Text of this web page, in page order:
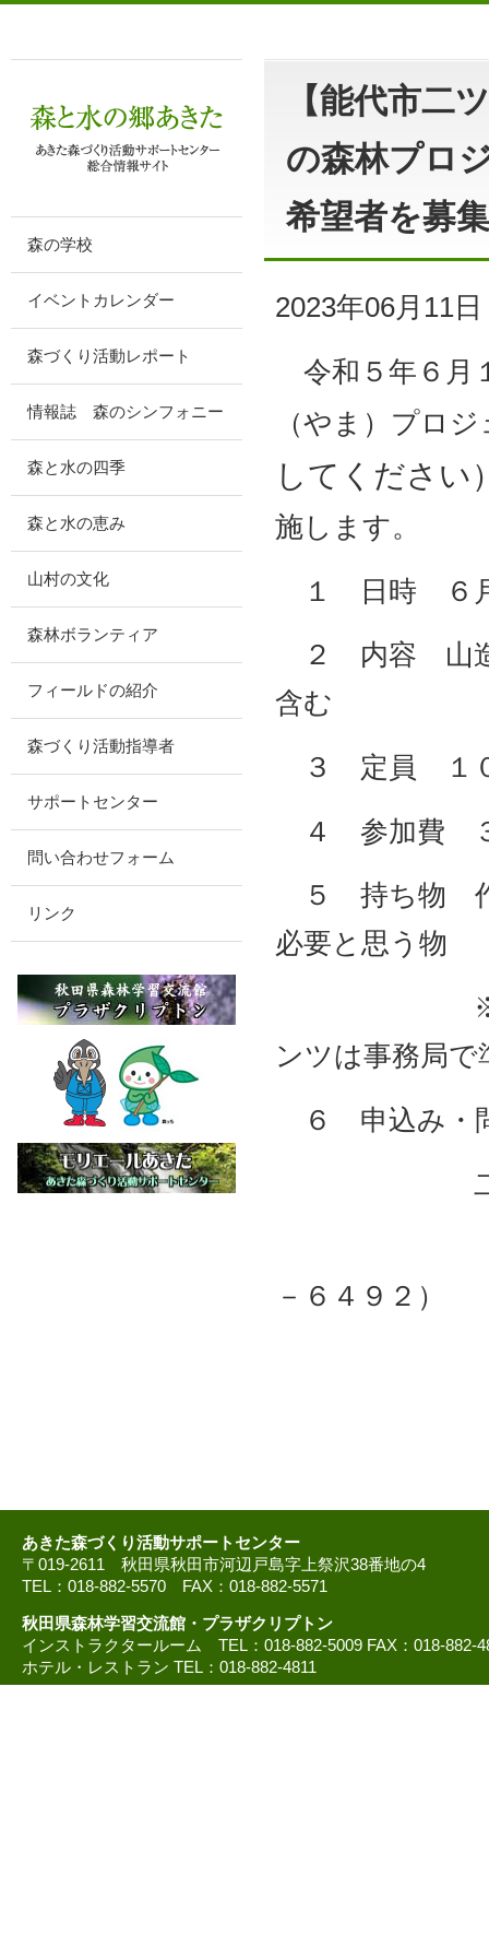
森の学校
イベントカレンダー
森づくり活動レポート
情報誌 森のシンフォニー
森と水の四季
森と水の恵み
山村の文化
森林ボランティア
フィールドの紹介
森づくり活動指導者
サポートセンター
問い合わせフォーム
リンク
【能代市二
の森林プロ
希望者を募集
2023年06月11日
令和５年６月
（やま）プロ
してください
施します。
１ 日時 ６月
２ 内容 山造
含む
３ 定員 １
４ 参加費 ３
５ 持ち物 作
必要と思う物
※ヘルメッ
ンツは事務局
６ 申込み・
二ツ井宝
－６４９２）
あきた森づくり活動サポートセンター
〒019-2611 秋田県秋田市河辺戸島字上祭沢38番地の4
TEL：018-882-5570 FAX：018-882-5571
秋田県森林学習交流館・プラザクリプトン
インストラクタールーム TEL：018-882-5009 FAX：018-882-
ホテル・レストラン TEL：018-882-4811